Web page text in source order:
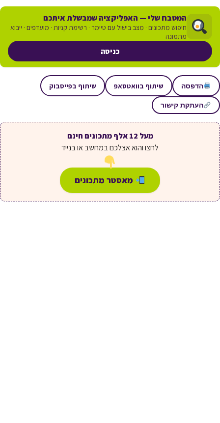
המטבח שלי — האפליקציה שמבשלת איתכם
חיפוש מתכונים · מצב בישול עם טיימר · רשימת קניות · מועדפים · ייבוא
מתמונה
כניסה
הדפסה שיתוף בוואטסאפ שיתוף בפייסבוק
העתקת קישור
מעל 12 אלף מתכונים חינם
לחצו והוא אצלכם במחשב או בנייד
מאסטר מתכונים